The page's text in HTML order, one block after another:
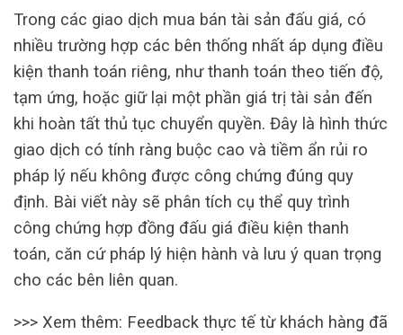
Trong các giao dịch mua bán tài sản đấu giá, có
nhiều trường hợp các bên thống nhất áp dụng điều
kiện thanh toán riêng, như thanh toán theo tiến độ,
tạm ứng, hoặc giữ lại một phần giá trị tài sản đến
khi hoàn tất thủ tục chuyển quyền. Đây là hình thức
giao dịch có tính ràng buộc cao và tiềm ẩn rủi ro
pháp lý nếu không được công chứng đúng quy
định. Bài viết này sẽ phân tích cụ thể quy trình
công chứng hợp đồng đấu giá điều kiện thanh
toán, căn cứ pháp lý hiện hành và lưu ý quan trọng
cho các bên liên quan.
>>> Xem thêm: Feedback thực tế từ khách hàng đã